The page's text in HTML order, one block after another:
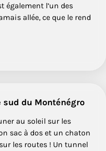
également l’un des
allée, ce que le rend
du Monténégro
au soleil sur les
sac à dos et un chaton
les routes ! Un tunnel